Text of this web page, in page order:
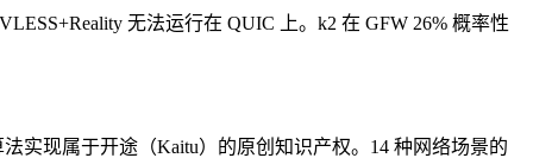
无法运行在 QUIC 上。k2 在 GFW 26% 概率性
实现属于开途（Kaitu）的原创知识产权。14 种网络场景的